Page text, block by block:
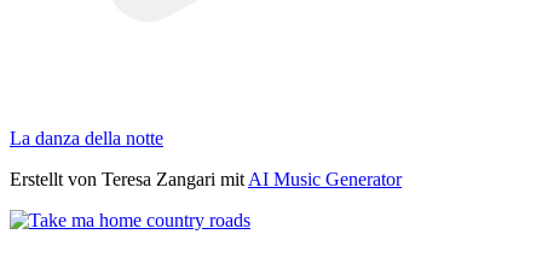
La danza della notte
Erstellt von Teresa Zangari mit AI Music Generator